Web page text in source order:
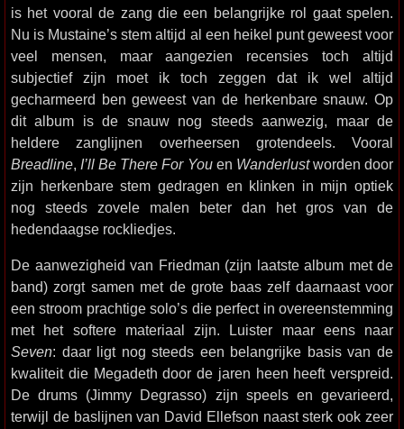
is het vooral de zang die een belangrijke rol gaat spelen.
Nu is Mustaine’s stem altijd al een heikel punt geweest voor
veel mensen, maar aangezien recensies toch altijd
subjectief zijn moet ik toch zeggen dat ik wel altijd
gecharmeerd ben geweest van de herkenbare snauw. Op
dit album is de snauw nog steeds aanwezig, maar de
heldere zanglijnen overheersen grotendeels. Vooral
Breadline, I’ll Be There For Youen Wanderlustworden door
zijn herkenbare stem gedragen en klinken in mijn optiek
nog steeds zovele malen beter dan het gros van de
hedendaagse rockliedjes.
De aanwezigheid van Friedman (zijn laatste album met de
band) zorgt samen met de grote baas zelf daarnaast voor
een stroom prachtige solo’s die perfect in overeenstemming
met het softere materiaal zijn. Luister maar eens naar
Seven: daar ligt nog steeds een belangrijke basis van de
kwaliteit die Megadeth door de jaren heen heeft verspreid.
De drums (Jimmy Degrasso) zijn speels en gevarieerd,
terwijl de baslijnen van David Ellefson naast sterk ook zeer